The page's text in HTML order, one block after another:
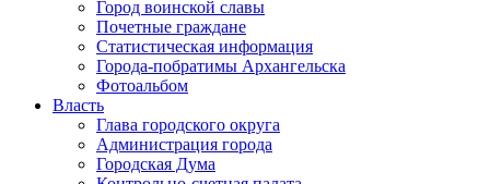
Город воинской славы
Почетные граждане
Статистическая информация
Города-побратимы Архангельска
Фотоальбом
Власть
Глава городского округа
Администрация города
Городская Дума